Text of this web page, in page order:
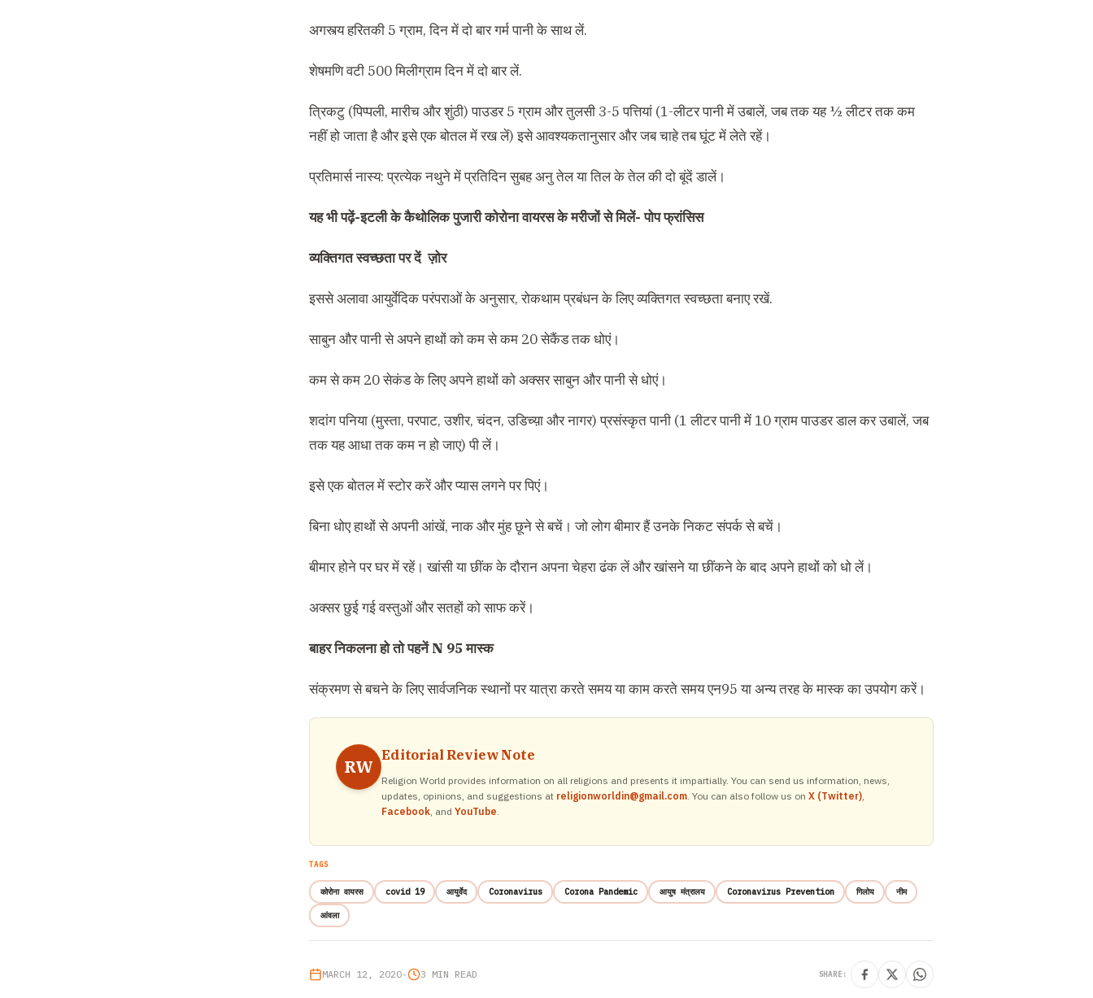
अगस्त्य हरितकी 5 ग्राम, दिन में दो बार गर्म पानी के साथ लें.
शेषमणि वटी 500 मिलीग्राम दिन में दो बार लें.
त्रिकटु (पिप्पली, मारीच और शुंठी) पाउडर 5 ग्राम और तुलसी 3-5 पत्तियां (1-लीटर पानी में उबालें, जब तक यह ½ लीटर तक कम
नहीं हो जाता है और इसे एक बोतल में रख लें) इसे आवश्यकतानुसार और जब चाहे तब घूंट में लेते रहें।
प्रतिमार्स नास्य: प्रत्येक नथुने में प्रतिदिन सुबह अनु तेल या तिल के तेल की दो बूंदें डालें।
यह भी पढ़ें-इटली के कैथोलिक पुजारी कोरोना वायरस के मरीजों से मिलें- पोप फ्रांसिस
व्यक्तिगत स्वच्छता पर दें ज़ोर
इससे अलावा आयुर्वेदिक परंपराओं के अनुसार, रोकथाम प्रबंधन के लिए व्यक्तिगत स्वच्छता बनाए रखें.
साबुन और पानी से अपने हाथों को कम से कम 20 सेकैंड तक धोएं।
कम से कम 20 सेकंड के लिए अपने हाथों को अक्सर साबुन और पानी से धोएं।
शदांग पनिया (मुस्ता, परपाट, उशीर, चंदन, उडिच्य़ा और नागर) प्रसंस्कृत पानी (1 लीटर पानी में 10 ग्राम पाउडर डाल कर उबालें, जब
तक यह आधा तक कम न हो जाए) पी लें।
इसे एक बोतल में स्टोर करें और प्यास लगने पर पिएं।
बिना धोए हाथों से अपनी आंखें, नाक और मुंह छूने से बचें। जो लोग बीमार हैं उनके निकट संपर्क से बचें।
बीमार होने पर घर में रहें। खांसी या छींक के दौरान अपना चेहरा ढंक लें और खांसने या छींकने के बाद अपने हाथों को धो लें।
अक्सर छुई गई वस्तुओं और सतहों को साफ करें।
बाहर निकलना हो तो पहनें N 95 मास्क
संक्रमण से बचने के लिए सार्वजनिक स्थानों पर यात्रा करते समय या काम करते समय एन95 या अन्य तरह के मास्क का उपयोग करें।
RW
Editorial Review Note
Religion World provides information on all religions and presents it impartially. You can send us information, news,
updates, opinions, and suggestions at religionworldin@gmail.com. You can also follow us on X (Twitter),
Facebook, and YouTube.
TAGS
कोरोना वायरस covid 19 आयुर्वेद Coronavirus Corona Pandemic आयुष मंत्रालय Coronavirus Prevention गिलोय नीम
आंवला
MARCH 12, 2020• 3 MIN READ SHARE: